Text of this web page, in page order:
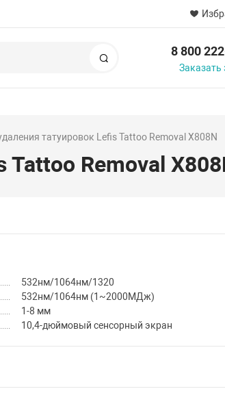
8 800
Заказать
татуировок Lefis Tattoo Removal X808N
Tattoo Removal
532нм/1064нм/1320
532нм/1064нм (1~2000МДж)
1-8 мм
10,4-дюймовый сенсорный экран